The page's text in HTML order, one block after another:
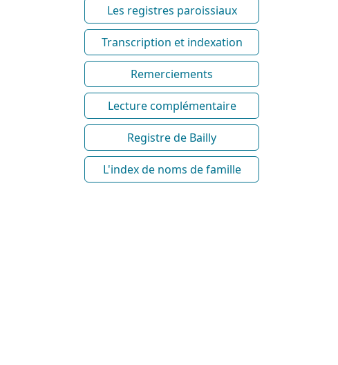
Les registres paroissiaux
Transcription et indexation
Remerciements
Lecture complémentaire
Registre de Bailly
L'index de noms de famille